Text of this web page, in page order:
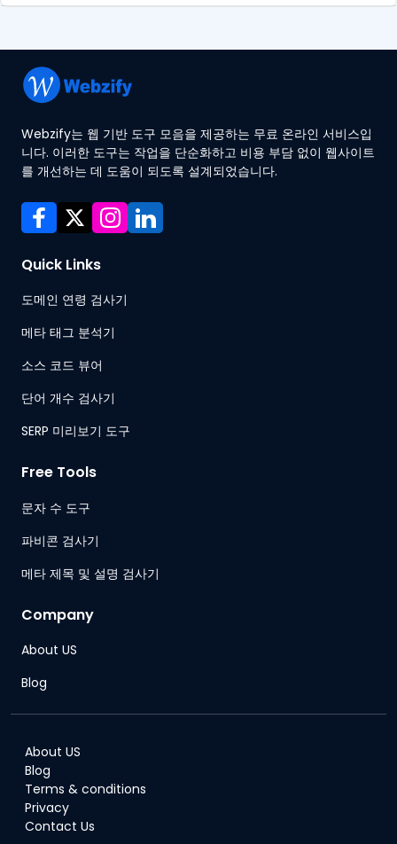
Webzify는 웹 기반 도구 모음을 제공하는 무료 온라인 서비스입
니다. 이러한 도구는 작업을 단순화하고 비용 부담 없이 웹사이트
를 개선하는 데 도움이 되도록 설계되었습니다.
Quick Links
도메인 연령 검사기
메타 태그 분석기
소스 코드 뷰어
단어 개수 검사기
SERP 미리보기 도구
Free Tools
문자 수 도구
파비콘 검사기
메타 제목 및 설명 검사기
Company
About US
Blog
About US
Blog
Terms & conditions
Privacy
Contact Us